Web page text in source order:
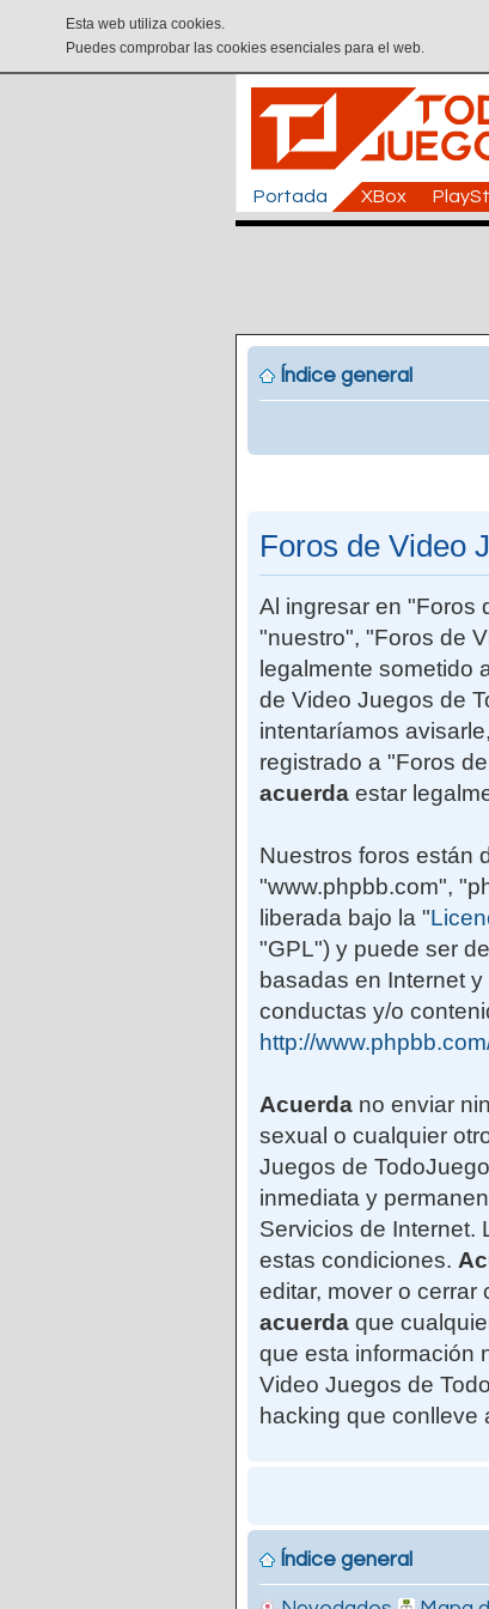
Esta web utiliza cookies.
Puedes comprobar las cookies esenciales para el web.
Portada XBox
Índice general
Foros de Video
Al ingresar en "Foros
"nuestro", "Foros de
legalmente sometido
de Video Juegos de
intentaríamos
registrado a "Foros
acuerda estar
Nuestros foros están
"www.phpbb.com",
liberada bajo la "
"GPL") y puede ser
basadas en Internet
conductas y/o
http://
Acuerda no enviar
sexual o cualquier
Juegos de
inmediata y
Servicios de Internet.
estas condiciones.
editar, mover o
acuerda que
que esta información
Video Juegos de
hacking que conlleve
Índice general